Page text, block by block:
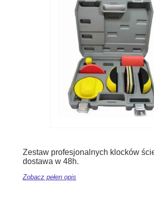
Zestaw profesjonalnych klocków
dostawa w 48h.
Zobacz pełen opis